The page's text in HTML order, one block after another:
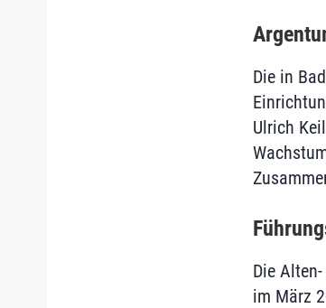
Die in
Ulrich
Die
im März